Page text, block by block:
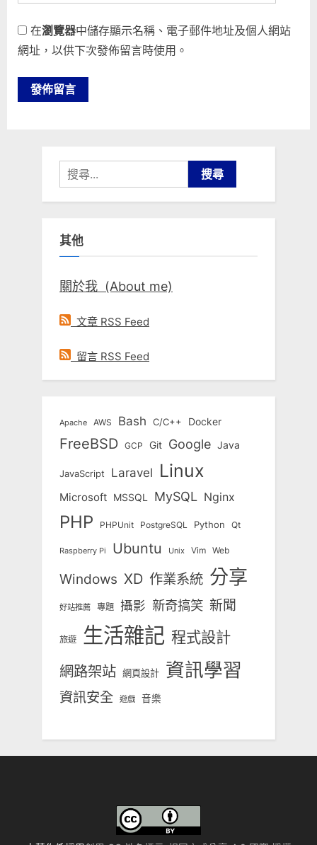
在瀏覽器中儲存顯示名稱、電子郵件地址及個人網站
網址，以供下次發佈留言時使用。
搜
尋
關
字:
其他
關於我 (About me)
文章 RSS Feed
留言 RSS Feed
Apache AWS Bash C/C++ Docker
FreeBSD GCP Git Google Java
JavaScript Laravel Linux
Microsoft MSSQL MySQL Nginx
PHP PHPUnit PostgreSQL Python Qt
Raspberry Pi Ubuntu Unix Vim Web
Windows XD 作業系統 分享
好站推薦 專題 攝影 新奇搞笑 新聞
旅遊 生活雜記 程式設計
網路架站 網頁設計 資訊學習
資訊安全 遊戲 音樂